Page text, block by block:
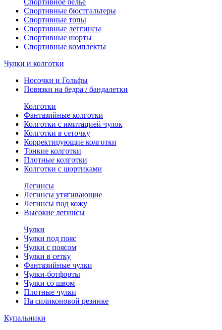
Спортивное белье
Спортивные бюстгальтеры
Спортивные топы
Спортивные леггинсы
Спортивные шорты
Спортивные комплекты
Чулки и колготки
Носочки и Гольфы
Повязки на бедра / бандалетки
Колготки
Фантазийные колготки
Колготки с имитацией чулок
Колготки в сеточку
Корректирующие колготки
Тонкие колготки
Плотные колготки
Колготки с шортиками
Легинсы
Легинсы утягивающие
Легинсы под кожу
Высокие легинсы
Чулки
Чулки под пояс
Чулки с поясом
Чулки в сетку
Фантазийные чулки
Чулки-ботфорты
Чулки со швом
Плотные чулки
На силиконовой резинке
Купальники